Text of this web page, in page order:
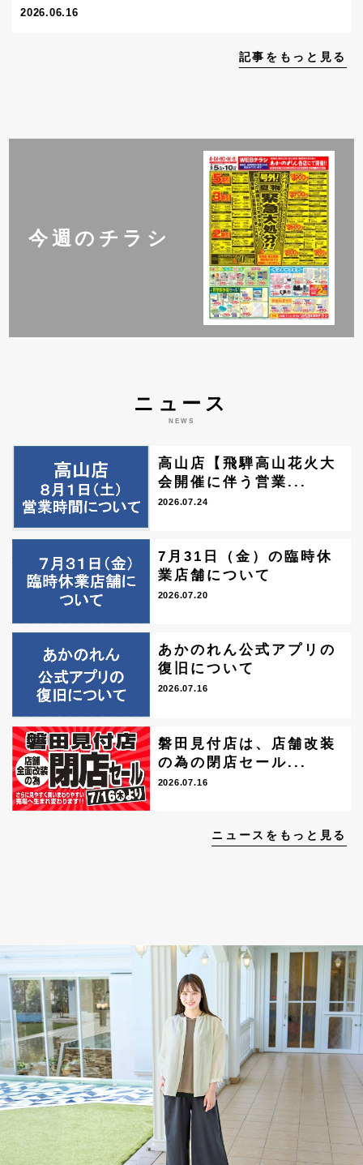
2026.06.16
記事をもっと見る
今週のチラシ
ニュース
NEWS
高山店【飛騨高山花火大
会開催に伴う営業...
2026.07.24
7月31日（金）の臨時休
業店舗について
2026.07.20
あかのれん公式アプリの
復旧について
2026.07.16
磐田見付店は、店舗改装
の為の閉店セール...
2026.07.16
ニュースをもっと見る